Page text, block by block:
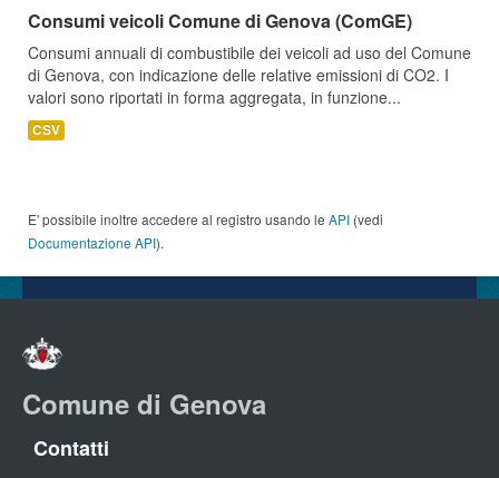
Consumi veicoli Comune di Genova (ComGE)
Consumi annuali di combustibile dei veicoli ad uso del Comune
di Genova, con indicazione delle relative emissioni di CO2. I
valori sono riportati in forma aggregata, in funzione...
CSV
E' possibile inoltre accedere al registro usando le API (vedi
Documentazione API).
Comune di Genova
Contatti